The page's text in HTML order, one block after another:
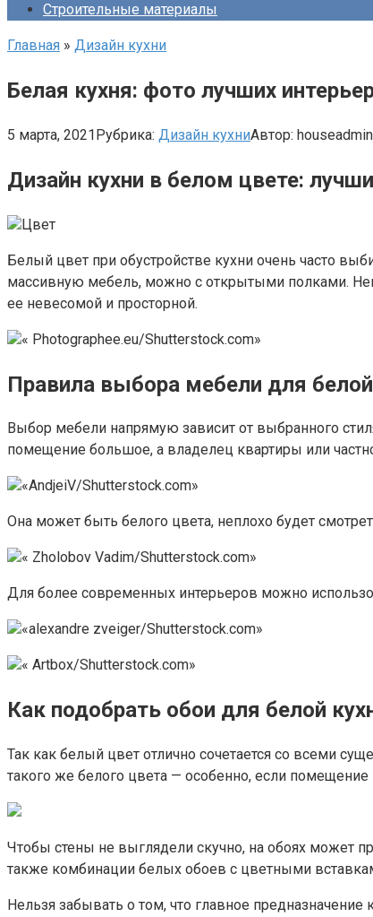
Строительные материалы
Главная » Дизайн кухни
Белая кухня: фото лучших
5 марта, 2021Рубрика: Дизайн кухниАвтор: houseadmin
Дизайн кухни в белом цвете:
Цвет
Белый цвет при обустройстве кухни очень часто
массивную мебель, можно с открытыми полками.
ее невесомой и просторной.
« Photographee.eu/Shutterstock.com»
Правила выбора мебели для белой
Выбор мебели напрямую зависит от выбранного
помещение большое, а владелец квартиры или
«AndjeiV/Shutterstock.com»
Она может быть белого цвета, неплохо будет
« Zholobov Vadim/Shutterstock.com»
Для более современных интерьеров можно
«alexandre zveiger/Shutterstock.com»
« Artbox/Shutterstock.com»
Как подобрать обои для белой
Так как белый цвет отлично сочетается со всеми
такого же белого цвета — особенно, если
Чтобы стены не выглядели скучно, на обоях может
также комбинации белых обоев с цветными
Нельзя забывать о том, что главное